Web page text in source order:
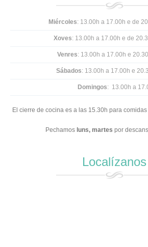
Miércoles: 13.00h a 17.00h e de
Xoves: 13.00h a 17.00h e de
Venres: 13.00h a 17.00h e
Sábados: 13.00h a 17.00h e
Domingos: 13.00h a
El cierre de cocina es a las 15.30h para
Pechamos luns, martes por
Localízanos